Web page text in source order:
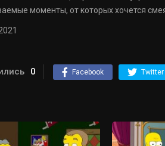
моменты, от которых хочется
0 Facebook Twitter